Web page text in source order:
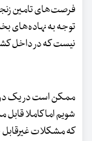
فرصت‌های تامین
توجه به نهاده‌های
نیست که در داخل
ممکن است در یک
شویم اما کاملا
که مشکلات غیرقابل